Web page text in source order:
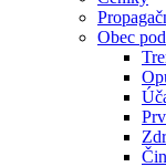
Obec